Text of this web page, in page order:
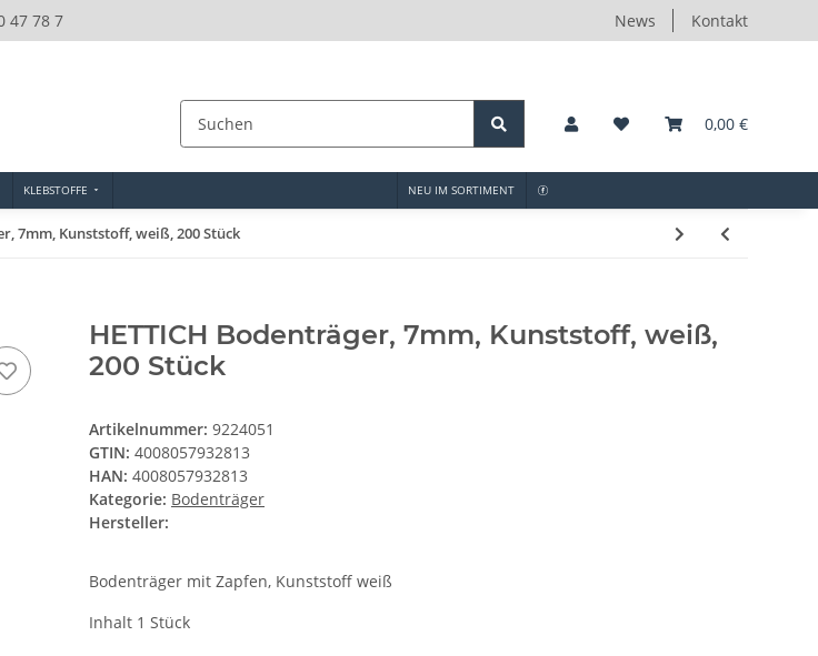
47 78 7 News Kontakt
0,00 €
KLEBSTOFFE NEU IM SORTIMENT
7mm, Kunststoff, weiß, 200 Stück
HETTICH Bodenträger, 7mm, Kunststoff, weiß,
200 Stück
Artikelnummer: 9224051
GTIN: 4008057932813
HAN: 4008057932813
Kategorie: Bodenträger
Hersteller:
Bodenträger mit Zapfen, Kunststoff weiß
Inhalt 1 Stück